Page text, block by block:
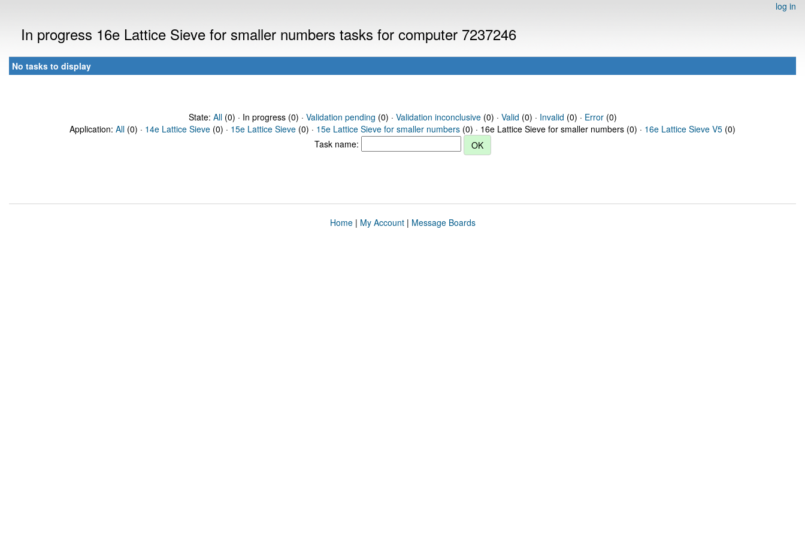
log in
In progress 16e Lattice Sieve for smaller numbers tasks for computer 7237246
No tasks to display
State: All(0) · In progress (0) · Validation pending (0) · Validation inconclusive(0) · Valid (0) · Invalid (0) · Error(0)
Application: All (0) · 14e Lattice Sieve (0) · 15e Lattice Sieve (0) · 15e Lattice Sieve for smaller numbers (0) · 16e Lattice Sieve for smaller numbers (0) · 16e Lattice Sieve V5 (0)
Task name:
Home| My Account| Message Boards